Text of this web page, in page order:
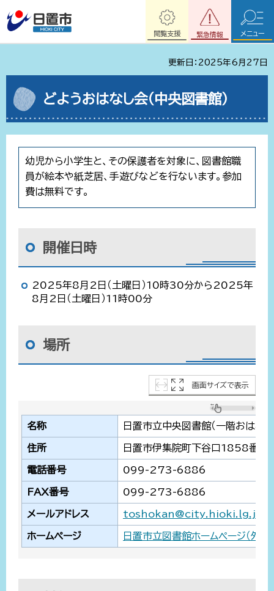
緊急情報
閲覧支援 メニュー
更新日：2025年6月27日
どようおはなし会（中央図書館）
幼児から小学生と、その保護者を対象に、図書館職
員が絵本や紙芝居、手遊びなどを行ないます。参加
費は無料です。
開催日時
2025年8月2日（土曜日）10時30分から2025年
8月2日（土曜日）11時00分
場所
画面サイズで表示
名称 日置市立中央図書館（一階おはなし
住所 日置市伊集院町下谷口1858番地
電話番号 099-273-6886
FAX番号 099-273-6886
メールアドレス toshokan@city.hioki.lg.jp
ホームページ 日置市立図書館ホームページ（外部